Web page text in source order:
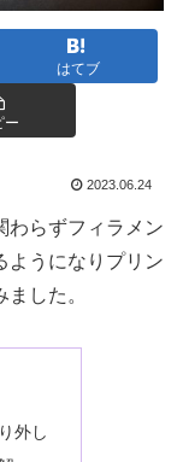
はてブ
ー
2023.06.24
わらずフィラメン
ようになりプリン
した。
外し